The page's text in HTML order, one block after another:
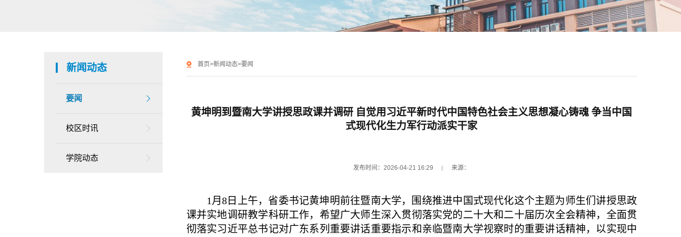
新闻动态
要闻
校区时讯
学院动态
首页>新闻动态>要闻
黄坤明到暨南大学讲授思政课并调研 自觉用习近平新时代中国特色社会主义思想凝心铸魂 争当中国
式现代化生力军行动派实干家
发布时间：2026-04-21 16:29 来源：
1月8日上午，省委书记黄坤明前往暨南大学，围绕推进中国式现代化这个主题为师生们讲授思政
课并实地调研教学科研工作，希望广大师生深入贯彻落实党的二十大和二十届历次全会精神，全面贯
彻落实习近平总书记对广东系列重要讲话重要指示和亲临暨南大学视察时的重要讲话精神，以实现中